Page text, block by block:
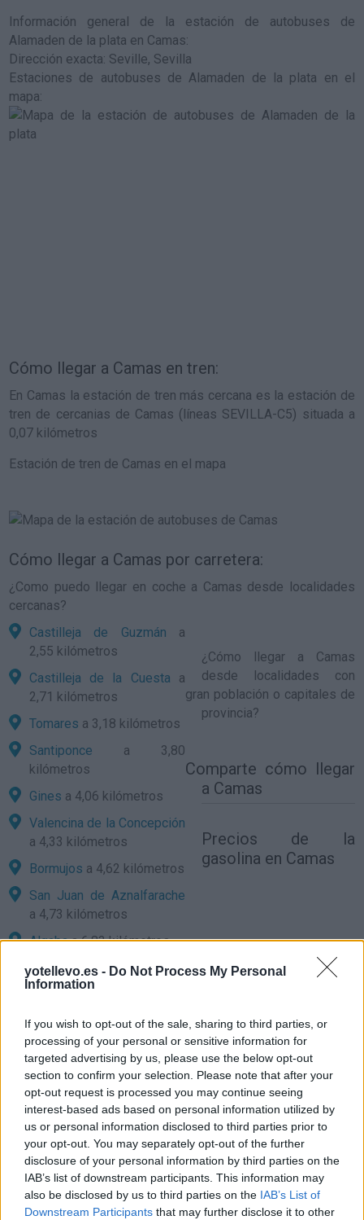
yotellevo.es - Do Not Process My Personal
Information
If you wish to opt-out of the sale, sharing to third parties, or
processing of your personal or sensitive information for
targeted advertising by us, please use the below opt-out
section to confirm your selection. Please note that after your
opt-out request is processed you may continue seeing
interest-based ads based on personal information utilized by
us or personal information disclosed to third parties prior to
your opt-out. You may separately opt-out of the further
disclosure of your personal information by third parties on the
IAB’s list of downstream participants. This information may
also be disclosed by us to third parties on the IAB’s List of
Downstream Participants that may further disclose it to other
Información general de la estación de autobuses de
Alamaden de la plata en Camas:
Dirección exacta: Seville, Sevilla
Estaciones de autobuses de Alamaden de la plata en el
mapa:
Cómo llegar a Camas en tren:
En Camas la estación de tren más cercana es la estación de
tren de cercanias de Camas (líneas SEVILLA-C5) situada a
0,07 kilómetros
Estación de tren de Camas en el mapa
Cómo llegar a Camas por carretera:
¿Como puedo llegar en coche a Camas desde localidades
cercanas?
Castilleja de Guzmán a
2,55 kilómetros
Castilleja de la Cuesta a
2,71 kilómetros
Tomares a 3,18 kilómetros
Santiponce a 3,80
kilómetros
Gines a 4,06 kilómetros
Valencina de la Concepción
a 4,33 kilómetros
Bormujos a 4,62 kilómetros
San Juan de Aznalfarache
a 4,73 kilómetros
Algabaa 6,83 kilómetros
Salterasa 6,83 kilómetros
¿ Cómo llegar a Camas
desde localidades con
gran población o capitales de
provincia?
Huelvaa 82,61 kilómetros
Cádiza 99,34 kilómetros
Córdobaa 126,19
kilómetros
Málagaa 161,91
kilómetros
Ceutaa 179,90 kilómetros
Badajoza 183,62
kilómetros
Comparte cómo llegar
a Camas
Precios de la
gasolina en Camas